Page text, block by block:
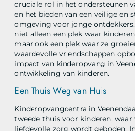
cruciale rol in het ondersteunen
en het bieden van een veilige en
omgeving voor jonge
niet alleen een plek waar
maar ook een plek waar ze
waardevolle vriendschappen
impact van kinderopvang in
ontwikkeling van kinderen.
Een Thuis Weg van Huis
Kinderopvangcentra in
tweede thuis voor kinderen, waar
liefdevolle zorg wordt geboden.